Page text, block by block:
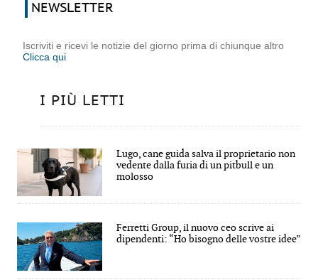
NEWSLETTER
Iscriviti e ricevi le notizie del giorno prima di chiunque altro
Clicca qui
I PIÙ LETTI
Lugo, cane guida salva il proprietario non
vedente dalla furia di un pitbull e un
molosso
Ferretti Group, il nuovo ceo scrive ai
dipendenti: “Ho bisogno delle vostre idee”